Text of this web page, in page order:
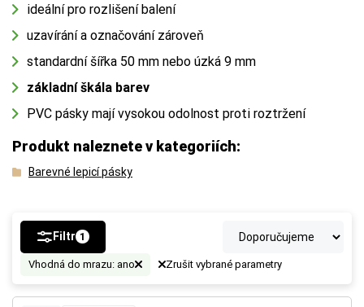
ideální pro rozlišení balení
uzavírání a označování zároveň
standardní šířka 50 mm nebo úzká 9 mm
základní škála barev
PVC pásky mají vysokou odolnost proti roztržení
Produkt naleznete v kategoriích:
Barevné lepicí pásky
Filtr 1
Vhodná do mrazu: ano Zrušit vybrané parametry